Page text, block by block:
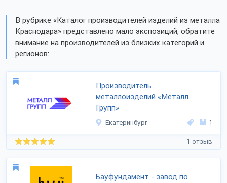
В рубрике «Каталог производителей изделий из металла
Краснодара» представлено мало экспозиций, обратите
внимание на производителей из близких категорий и
регионов:
Производитель
металлоизделий «Металл
Групп»
Екатеринбург 1
1 отзыв
Бауфундамент - завод по